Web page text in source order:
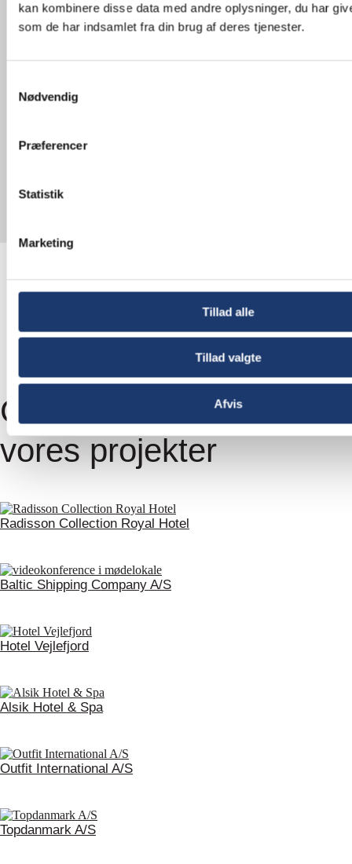
kan kombinere disse data med andre oplysninger, du har
som de har indsamlet fra din brug af deres tjenester.
Nødvendig
Præferencer
Statistik
Marketing
Tillad alle
Tillad valgte
Afvis
Vil du sikre dig en problemfri montage af dit
AV-udstyr? Så lad vores erfarne AV-montører
for AV-montage eller for at få et uforpligtende
tilbud.
Med os som din AV-partner er du i trygge
Ring på telefon
Gå på opdagelse i
vores projekter
Radisson Collection Royal Hotel
Baltic Shipping Company A/S
Hotel Vejlefjord
Alsik Hotel & Spa
Outfit International A/S
Topdanmark A/S